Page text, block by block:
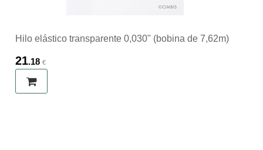
Hilo elástico transparente 0,030" (bobina de 7,62m)
21.18 €